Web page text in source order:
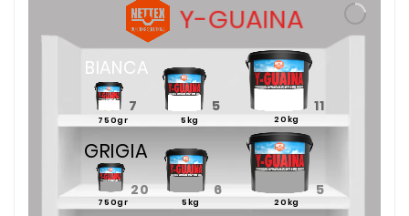
BIANCA
GRIGIA
Y-GUAINA
750gr 5kg
5kg
20kg
20kg
750gr
7
20
5
6
11
5